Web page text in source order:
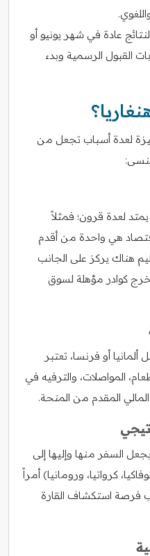
عادة في شهر يونيو أو
القبول الرسمية وبدء
لعدة أسباب تجعل من
يمتد لعدة قرون؛ فمثلاً
هي واحدة من أقدم
هناك يركز على الجانب
كوادر مؤهلة لسوق
أو فرنسا، تعتبر
المواصلات، والترفيه في
المقدم من المنحة.
السفر منها وإليها إلى
كرواتيا، ورومانيا) أمراً
فرصة استكشاف القارة